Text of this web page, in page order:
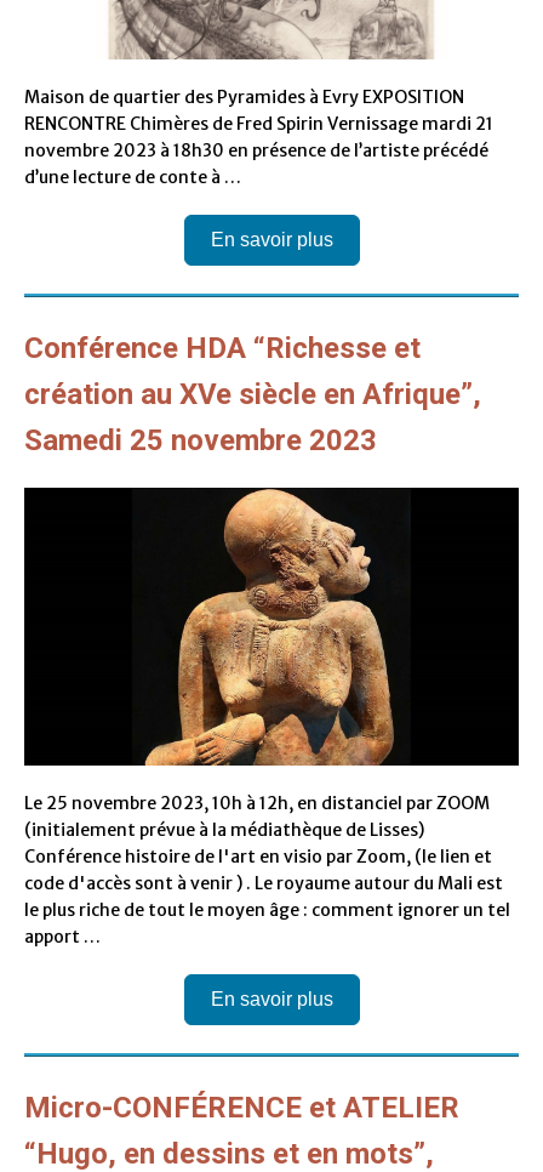
Maison de quartier des Pyramides à Evry EXPOSITION
RENCONTRE Chimères de Fred Spirin Vernissage mardi 21
novembre 2023 à 18h30 en présence de l’artiste précédé
d’une lecture de conte à …
En savoir plus
Conférence HDA “Richesse et
création au XVe siècle en Afrique”,
Samedi 25 novembre 2023
Le 25 novembre 2023, 10h à 12h, en distanciel par ZOOM
(initialement prévue à la médiathèque de Lisses)
Conférence histoire de l'art en visio par Zoom, (le lien et
code d'accès sont à venir ) . Le royaume autour du Mali est
le plus riche de tout le moyen âge : comment ignorer un tel
apport …
En savoir plus
Micro-CONFÉRENCE et ATELIER
“Hugo, en dessins et en mots”,